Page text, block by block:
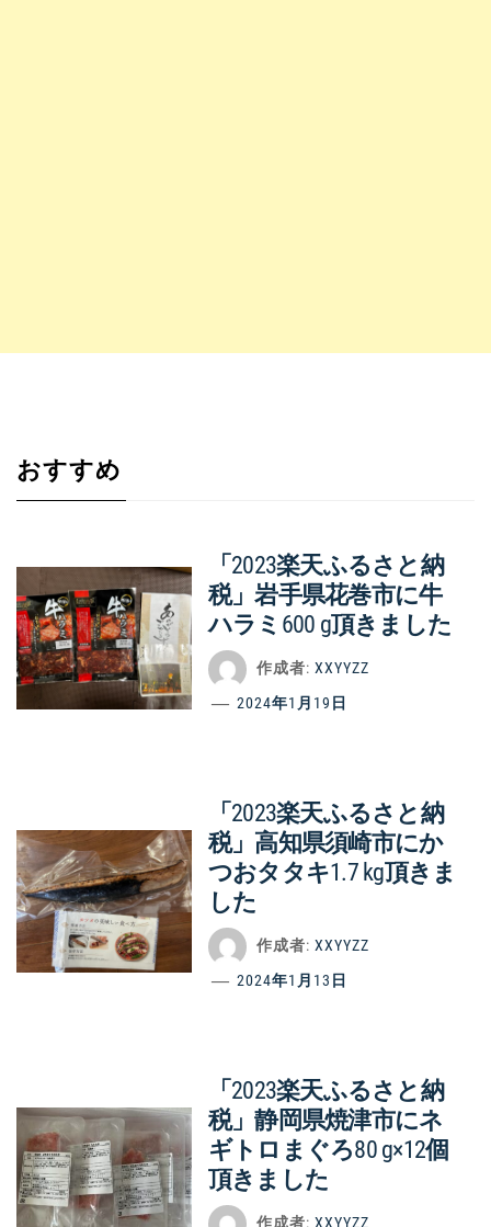
おすすめ
「2023楽天ふるさと納
税」岩手県花巻市に牛
ハラミ600 g頂きました
作成者: XXYYZZ
2024年1月19日
「2023楽天ふるさと納
税」高知県須崎市にか
つおタタキ1.7 kg頂きま
した
作成者: XXYYZZ
2024年1月13日
「2023楽天ふるさと納
税」静岡県焼津市にネ
ギトロまぐろ80 g×12個
頂きました
作成者: XXYYZZ